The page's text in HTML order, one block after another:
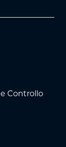
Controllo